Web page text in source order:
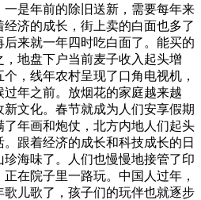
是年前的除旧送新，需要每年来
济的成长，街上卖的白面也多了
来就一年四时吃白面了。能买的
地盘下户当前麦子收入起头增
，线年农村呈现了口角电视机，
年之前。放烟花的家庭越来越
文化。春节就成为人们安享假期
年画和炮仗，北方内地人们起头
跟着经济的成长和科技成长的日
海味了。人们也慢慢地接管了印
在院子里一路玩。中国人过年，
儿歌了，孩子们的玩伴也就逐步